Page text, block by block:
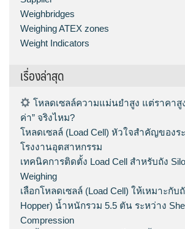
Weighbridges
Weighing ATEX zones
Weight Indicators
เรื่องล่าสุด
โหลดเซลล์ความแม่นยำสูง แต่ราคา
ค่า” จริงไหม?
โหลดเซลล์ (Load Cell) หัวใจสำคัญของ
โรงงานอุตสาหกรรม
เทคนิคการติดตั้ง Load Cell สำหรับถัง
Weighing
เลือกโหลดเซลล์ (Load Cell) ให้เหมาะกับ
Hopper) น้ำหนักรวม 5.5 ตัน ระหว่าง
Compression